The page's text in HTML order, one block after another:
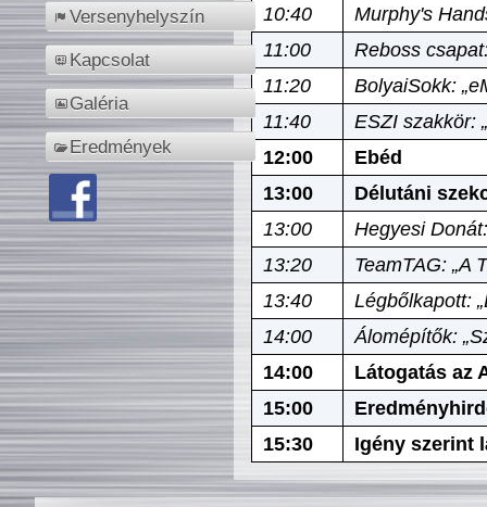
Versenyhelyszín
Kapcsolat
Galéria
Eredmények
10:40
Murphy's
11:00
Reboss
11:20
BolyaiSokk:
11:40
ESZI szakkör:
12:00
Ebéd
13:00
Délutáni
13:00
Hegyesi
13:20
TeamTAG: „A
13:40
Légbőlkapott:
14:00
Álomépítők:
14:00
Látogatás az
15:00
15:30
Igény szerint